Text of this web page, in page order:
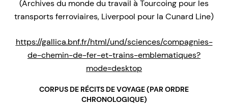
(Archives du monde du travail à Tourcoing pour les
transports ferroviaires, Liverpool pour la Cunard Line)
https://gallica.bnf.fr/html/und/sciences/compagnies-
de-chemin-de-fer-et-trains-emblematiques?
mode=desktop
CORPUS DE RÉCITS DE VOYAGE (PAR ORDRE
CHRONOLOGIQUE)